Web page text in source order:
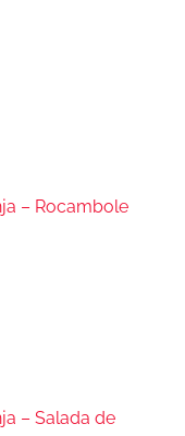
– Rocambole
– Salada de